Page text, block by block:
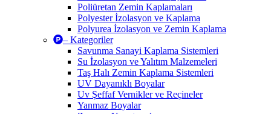
Poliüretan Zemin Kaplamaları
Polyester İzolasyon ve Kaplama
Polyurea İzolasyon ve Zemin Kaplama
– Kategoriler
Savunma Sanayi Kaplama Sistemleri
Su İzolasyon ve Yalıtım Malzemeleri
Taş Halı Zemin Kaplama Sistemleri
UV Dayanıklı Boyalar
Uv Şeffaf Vernikler ve Reçineler
Yanmaz Boyalar